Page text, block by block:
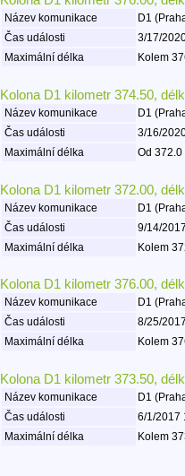
Název komunikace D1
Čas události
3/17/
Maximální délka
Kolem
Kolona D1 kilometr 374.50,
Název komunikace D1
Čas události
3/16/
Maximální délka
Od 372.0
Kolona D1 kilometr 372.00,
Název komunikace D1
Čas události
9/14/
Maximální délka
Kolem
Kolona D1 kilometr 376.00,
Název komunikace D1
Čas události
8/25/
Maximální délka
Kolem
Kolona D1 kilometr 373.50,
Název komunikace D1
Čas události
6/1/2017
Maximální délka
Kolem